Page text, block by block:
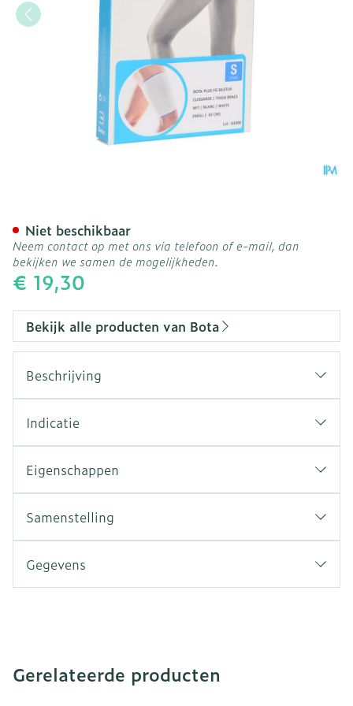
€ 19,30
Niet beschikbaar
Neem contact op met ons via telefoon of e-mail, dan
bekijken we samen de mogelijkheden.
Bekijk alle producten van Bota
Beschrijving
Indicatie
Eigenschappen
Samenstelling
Gegevens
Gerelateerde producten